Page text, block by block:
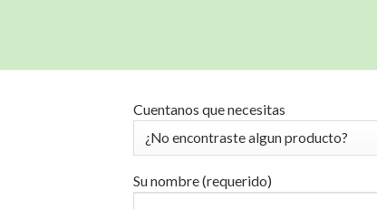
Cuentanos que necesitas
Su nombre (requerido)